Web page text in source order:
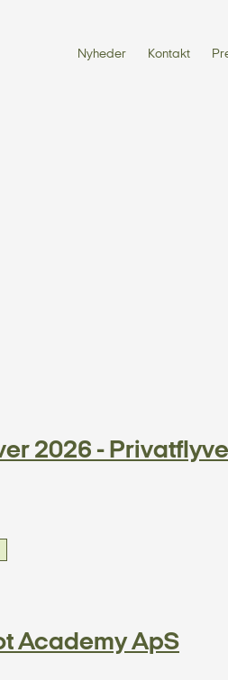
Nyheder Kontakt
2026 -
Academy ApS